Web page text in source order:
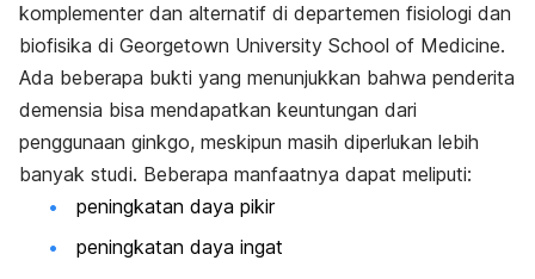
komplementer dan alternatif di departemen fisiologi dan
biofisika di Georgetown University School of Medicine.
Ada beberapa bukti yang menunjukkan bahwa penderita
demensia bisa mendapatkan keuntungan dari
penggunaan ginkgo, meskipun masih diperlukan lebih
banyak studi. Beberapa manfaatnya dapat meliputi:
peningkatan daya pikir
peningkatan daya ingat